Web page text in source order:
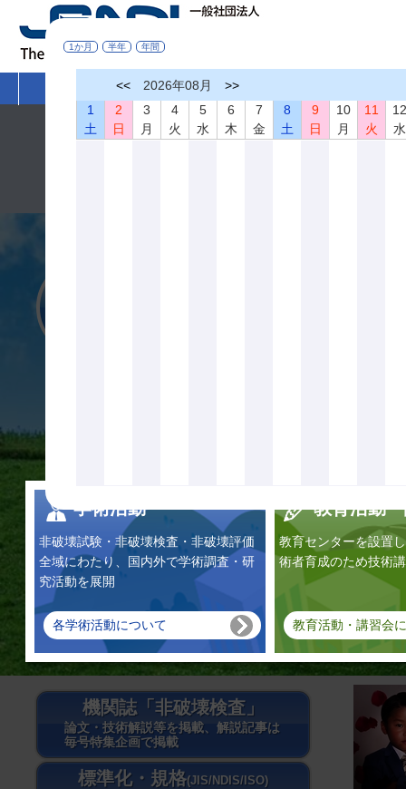
非破壊検査とは
令和８年熊本地震により被災された皆さまへ
学術活動
非破壊試験・非破壊検査・非破壊評価
全域にわたり、国内外で学術調査・研
究活動を展開
各学術活動について
教育活動
教育センターを設置
術者育成のため技術
教育活動・講習会
機関誌「非破壊検査」
論文・技術解説等を掲載、解説記事は
毎号特集企画で掲載
標準化・規格(JIS/NDIS/ISO)
1か月 半年 年間
<< 2026年08月
>>
1
土
2
日
3
月
4
火
5
水
6
木
7
金
8
土
9
日
10
月
11
火
水